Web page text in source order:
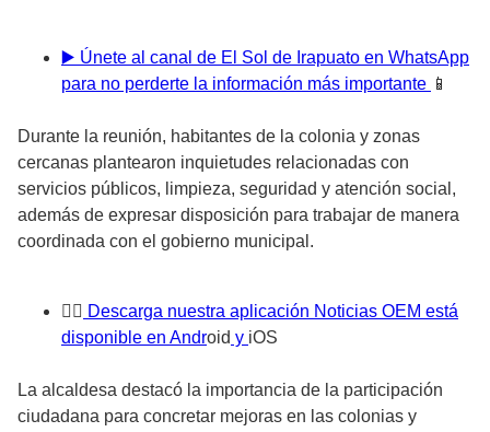
▶️ Únete al canal de El Sol de Irapuato en WhatsApp
para no perderte la información más importante 📱
Durante la reunión, habitantes de la colonia y zonas
cercanas plantearon inquietudes relacionadas con
servicios públicos, limpieza, seguridad y atención social,
además de expresar disposición para trabajar de manera
coordinada con el gobierno municipal.
👉 🏼 Descarga nuestra aplicación Noticias OEM está
disponible en Android y iOS
La alcaldesa destacó la importancia de la participación
ciudadana para concretar mejoras en las colonias y